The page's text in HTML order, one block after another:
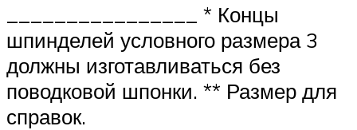
________________ * Концы
шпинделей условного размера 3
должны изготавливаться без
поводковой шпонки. ** Размер для
справок.